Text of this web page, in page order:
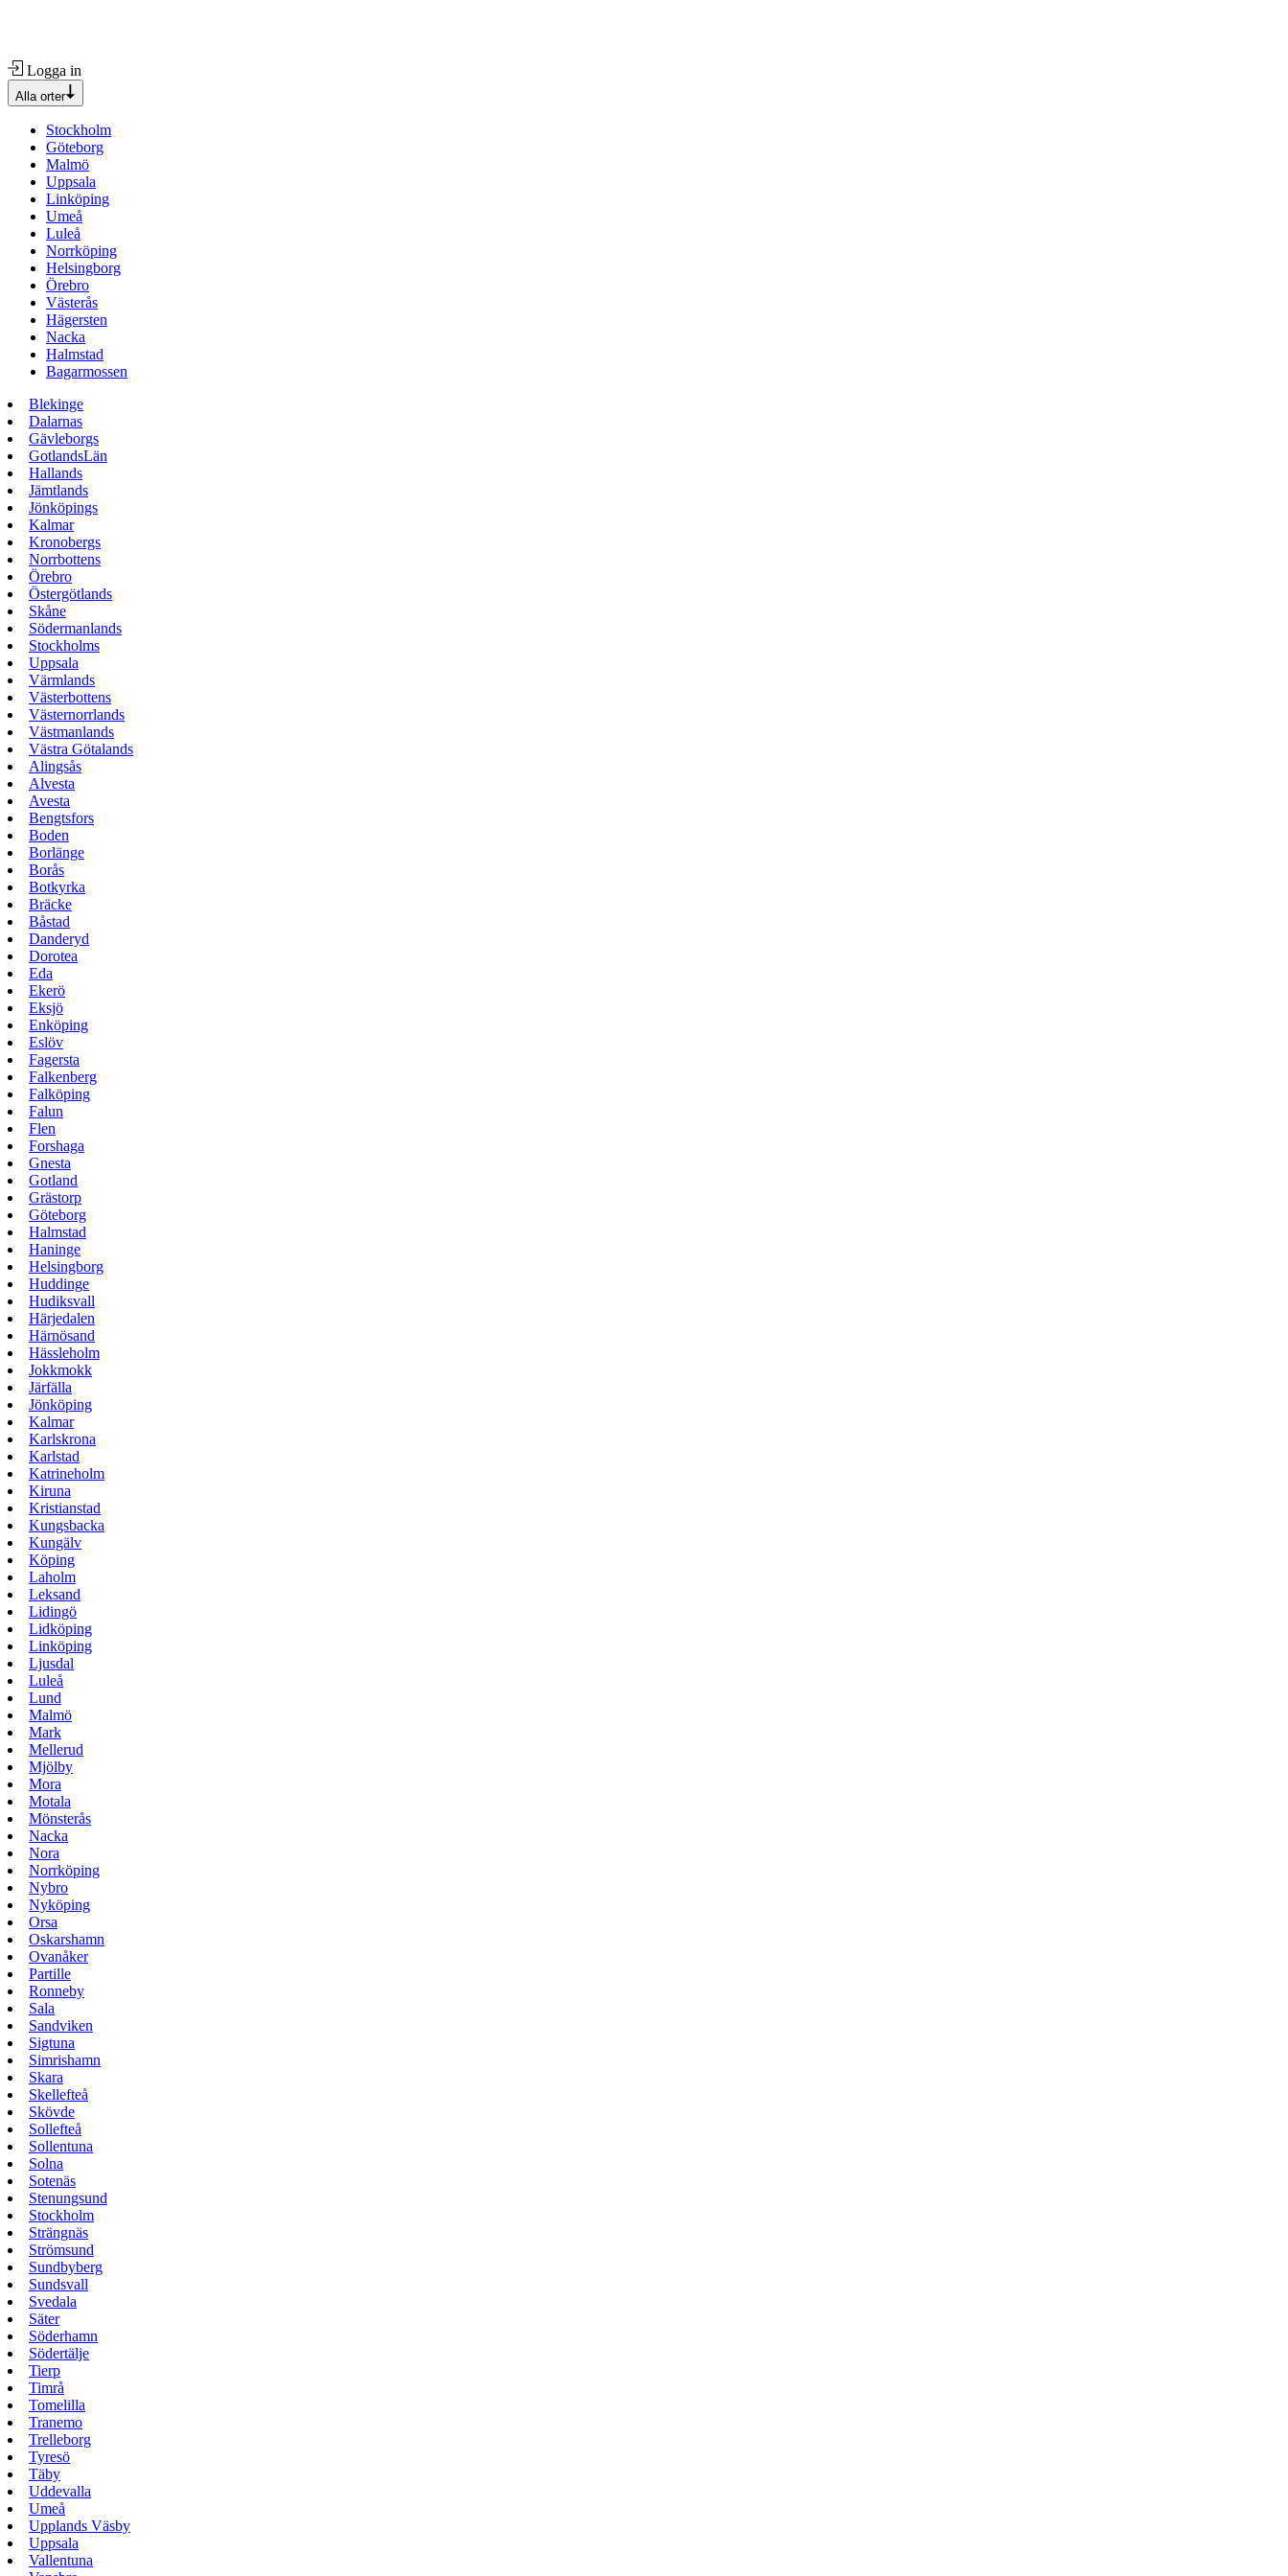
Logga in
Alla orter
Stockholm
Göteborg
Malmö
Uppsala
Linköping
Umeå
Luleå
Norrköping
Helsingborg
Örebro
Västerås
Hägersten
Nacka
Halmstad
Bagarmossen
Blekinge
Dalarnas
Gävleborgs
GotlandsLän
Hallands
Jämtlands
Jönköpings
Kalmar
Kronobergs
Norrbottens
Örebro
Östergötlands
Skåne
Södermanlands
Stockholms
Uppsala
Värmlands
Västerbottens
Västernorrlands
Västmanlands
Västra Götalands
Alingsås
Alvesta
Avesta
Bengtsfors
Boden
Borlänge
Borås
Botkyrka
Bräcke
Båstad
Danderyd
Dorotea
Eda
Ekerö
Eksjö
Enköping
Eslöv
Fagersta
Falkenberg
Falköping
Falun
Flen
Forshaga
Gnesta
Gotland
Grästorp
Göteborg
Halmstad
Haninge
Helsingborg
Huddinge
Hudiksvall
Härjedalen
Härnösand
Hässleholm
Jokkmokk
Järfälla
Jönköping
Kalmar
Karlskrona
Karlstad
Katrineholm
Kiruna
Kristianstad
Kungsbacka
Kungälv
Köping
Laholm
Leksand
Lidingö
Lidköping
Linköping
Ljusdal
Luleå
Lund
Malmö
Mark
Mellerud
Mjölby
Mora
Motala
Mönsterås
Nacka
Nora
Norrköping
Nybro
Nyköping
Orsa
Oskarshamn
Ovanåker
Partille
Ronneby
Sala
Sandviken
Sigtuna
Simrishamn
Skara
Skellefteå
Skövde
Sollefteå
Sollentuna
Solna
Sotenäs
Stenungsund
Stockholm
Strängnäs
Strömsund
Sundbyberg
Sundsvall
Svedala
Säter
Söderhamn
Södertälje
Tierp
Timrå
Tomelilla
Tranemo
Trelleborg
Tyresö
Täby
Uddevalla
Umeå
Upplands Väsby
Uppsala
Vallentuna